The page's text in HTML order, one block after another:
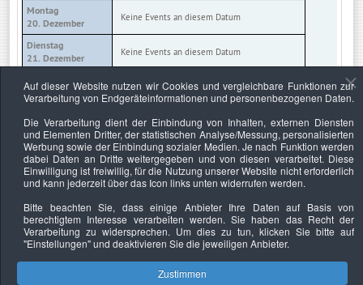
Montag
20. Dezember
Keine Events an diesem Datum
Dienstag
21. Dezember
Keine Events an diesem Datum
Mittwoch
22. Dezember
Keine Events an diesem Datum
23. Dezember
Keine Events an diesem Datum
Freitag
24. Dezember
Keine Events an diesem Datum
Samstag
Sonntag
26. Dezember
Keine Events an diesem Datum
Auf dieser Website nutzen wir Cookies und vergleichbare Funktionen zur
Verarbeitung von Endgeräteinformationen und personenbezogenen Daten.
Die Verarbeitung dient der Einbindung von Inhalten, externen Diensten
und Elementen Dritter, der statistischen Analyse/Messung, personalisierten
Werbung sowie der Einbindung sozialer Medien. Je nach Funktion werden
dabei Daten an Dritte weitergegeben und von diesen verarbeitet. Diese
Einwilligung ist freiwillig, für die Nutzung unserer Website nicht erforderlich
und kann jederzeit über das Icon links unten widerrufen werden.
Bitte beachten Sie, dass einige Anbieter Ihre Daten auf Basis von
berechtigtem Interesse verarbeiten werden. Sie haben das Recht der
Verarbeitung zu widersprechen. Um dies zu tun, klicken Sie bitte auf
"Einstellungen"und deaktivieren Sie die jeweiligen Anbieter.
Zustimmen